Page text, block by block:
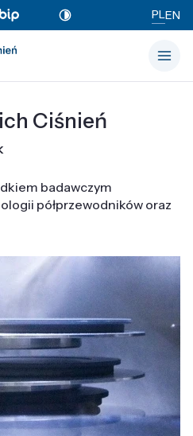
PLEN
Ciśnień
badawczym
półprzewodników oraz